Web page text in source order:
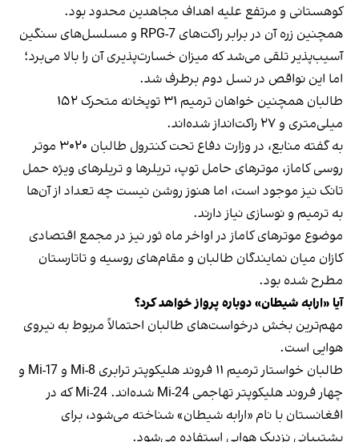
کوهستانی و مرتفع علیه اهداف مجاهدین محدود بود.
همچنین زره آن در برابر راکت‌های RPG-7 و مسلسل‌های سنگین
آسیب‌پذیر تلقی می‌شد که میزان خسارت‌پذیری آن را بالا می‌برد؛
اما این نواقص در نسل دوم برطرف شد.
طالبان همچنین خواهان ترمیم ۳۱ توپخانه متحرک ۱۵۲
میلی‌متری و ۲۷ راکت‌انداز شده‌اند.
به گفته منابع، در وزارت دفاع تحت کنترول طالبان ۳۰۲۰ موتر
روسی کاماز، موترهای حامل توپ، تریلرها و تریلرهای ویژه حمل
تانک نیز موجود است، اما هنوز روشن نیست چه تعداد از آن‌ها
به ترمیم و نوسازی نیاز دارند.
موضوع موترهای کاماز در اواخر ماه ثور نیز در مجمع اقتصادی
کازان میان نمایندگان طالبان و مقام‌های روسیه و تاتارستان
مطرح شده بود.
آیا «ارابه شیطان» دوباره پرواز خواهد کرد؟
مهم‌ترین بخش درخواست‌های طالبان احتمالاً مربوط به نیروی
هوایی است.
طالبان خواستار ترمیم ۱۱ فروند هلیکوپتر ترابری Mi-8 و Mi-17 و
چهار فروند هلیکوپتر تهاجمی Mi-24 شده‌اند. Mi-24 که در
افغانستان با نام «ارابه شیطان» شناخته می‌شود، برای
پشتیبانی نزدیک هوایی استفاده می‌شود.